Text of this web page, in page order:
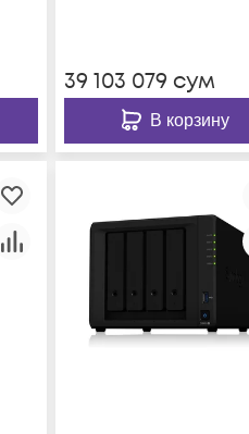
39 103 079 сум
В корзину